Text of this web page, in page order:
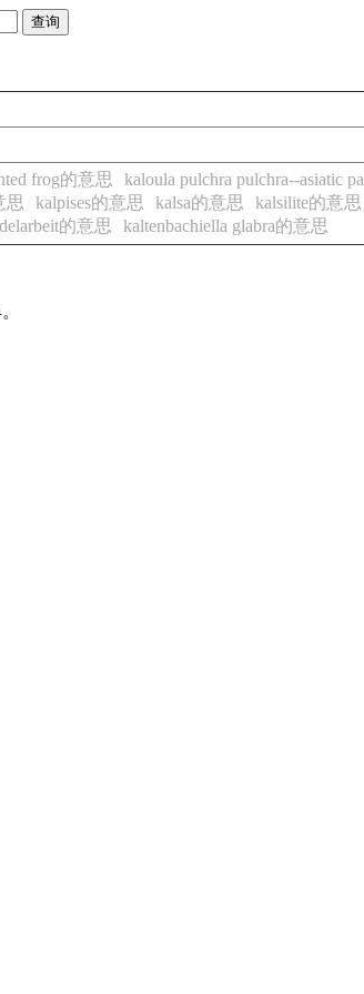
frog的意思
kaloula pulchra pulchra--asiatic
思 kalpises的意思 kalsa的意思 kalsilite的意思
的意思 kaltenbachiella glabra的意思